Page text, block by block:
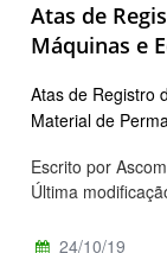
Atas de
Máquinas e
Atas de Registro
Material de
Escrito por
Última
24/10/19